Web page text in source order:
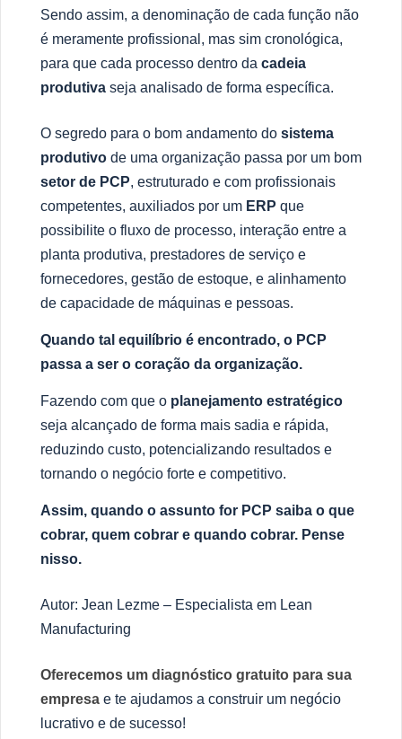
Sendo assim, a denominação de cada função não
é meramente profissional, mas sim cronol ógica,
para que cada processo dentro da cadeia
produtiva seja analisado de forma específica.
O segredo para o bom andamento do sistema
produtivo de uma organização passa por um bom
setor de PCP, estruturado e com profissionais
competentes, auxiliados por um ERP que
possibilite o fluxo de processo, interação entre a
planta produtiva, prestadores de serviço e
fornecedores, gestão de estoque, e alinhamento
de capacidade de máquinas e pessoas.
Quando tal equilíbrio é encontrado, o PCP
passa a ser o coração da organização.
Fazendo com que o planejamento estratégico
seja alcançado de forma mais sadia e rápida,
reduzindo custo, potencializando resultados e
tornando o negócio forte e competitivo.
Assim, quando o assunto for PCP saiba o que
cobrar, quem cobrar e quando cobrar. Pense
nisso.
Autor: Jean Lezme – Especialista em Lean
Manufacturing
Oferecemos um diagnóstico gratuito para sua
empresa e te ajudamos a construir um negócio
lucrativo e de sucesso!